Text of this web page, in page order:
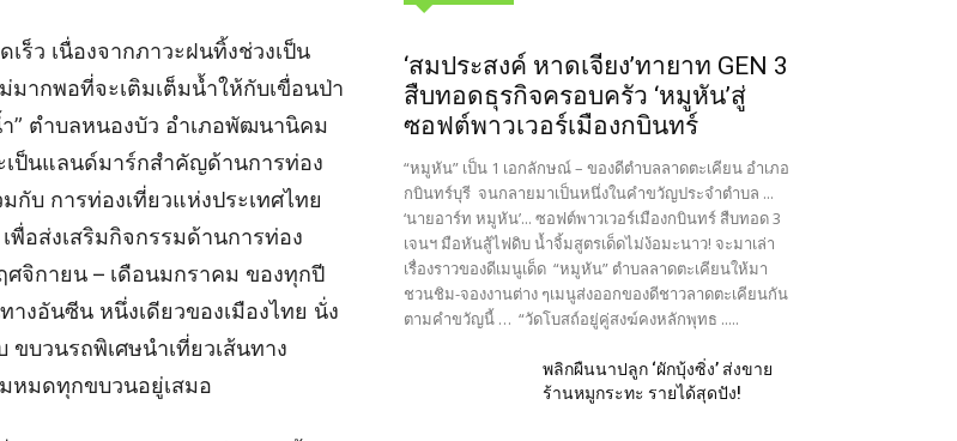
ร็ว เนื่องจากภาวะฝนทิ้งช่วงเป็น
ากพอที่จะเติมเต็มน้ำให้กับเขื่อนป่า
” ตำบลหนองบัว อำเภอพัฒนานิคม
ป็นแลนด์มาร์กสำคัญด้านการท่อง
กับ การท่องเที่ยวแห่งประเทศไทย
อส่งเสริมกิจกรรมด้านการท่อง
ศจิกายน – เดือนมกราคม ของทุกปี
งอันซีน หนึ่งเดียวของเมืองไทย นั่ง
บวนรถพิเศษนำเที่ยวเส้นทาง
หมดทุกขบวนอยู่เสมอ
‘สมประสงค์ หาดเจียง’ทายาท GEN 3
สืบทอดธุรกิจครอบครัว ‘หมูหัน’สู่
ซอฟต์พาวเวอร์เมืองกบินทร์
“หมูหัน” เป็น 1 เอกลักษณ์ – ของดีตำบลลาดตะเคียน อำเภอ
กบินทร์บุรี จนกลายมาเป็นหนึ่งในคำขวัญประจำตำบล ...
‘นายอาร์ท หมูหัน’... ซอฟต์พาวเวอร์เมืองกบินทร์ สืบทอด 3
เจนฯ มือหันสู้ไฟดิบ น้ำจิ้มสูตรเด็ดไม่ง้อมะนาว! จะมาเล่า
เรื่องราวของดีเมนูเด็ด “หมูหัน” ตำบลลาดตะเคียนให้มา
ชวนชิม-จองงานต่าง ๆเมนูส่งออกของดีชาวลาดตะเคียนกัน
ตามคำขวัญนี้ … “วัดโบสถ์อยู่คู่สงฆ์คงหลักพุทธ .....
พลิกผืนนาปลูก ‘ผักบุ้งซิ่ง’ ส่งขาย
ร้านหมูกระทะ รายได้สุดปัง!